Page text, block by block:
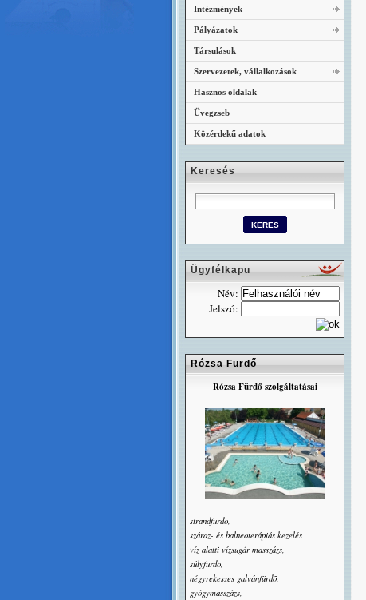
Intézmények
Pályázatok
Társulások
Szervezetek, vállalkozások
Hasznos oldalak
Üvegzseb
Közérdekű adatok
Keresés
Ügyfélkapu
Név:
Jelszó:
Rózsa Fürdő
Rózsa Fürdő szolgáltatásai
strandfürdõ,
száraz- és balneoterápiás kezelés
víz alatti vízsugár masszázs,
súlyfürdõ,
négyrekeszes galvánfürdõ,
gyógymasszázs,